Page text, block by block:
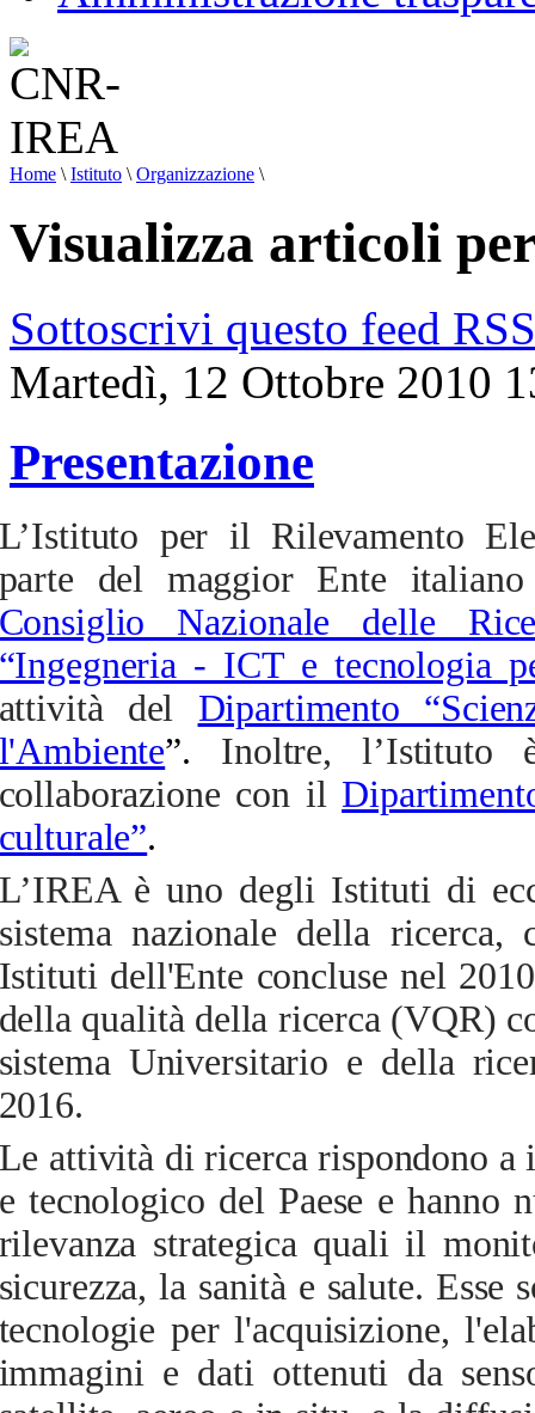
Home \ Istituto \ Organizzazione \
Visualizza articoli
Sottoscrivi questo feed RSS
Martedì, 12 Ottobre 2010
Presentazione
per il Rilevamento
del maggior Ente
Nazionale delle
- ICT e tecnologia
del Dipartimento
”. Inoltre,
con il
.
è uno degli Istituti di
nazionale della ricerca,
dell'Ente concluse nel
qualità della ricerca (VQR)
Universitario e della
attività di ricerca rispondono
tecnologico del Paese e hanno
strategica quali il
la sanità e salute.
per l'acquisizione,
e dati ottenuti da